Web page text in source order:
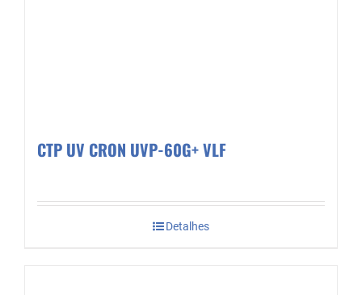
CTP UV CRON UVP-60G+ VLF
Detalhes